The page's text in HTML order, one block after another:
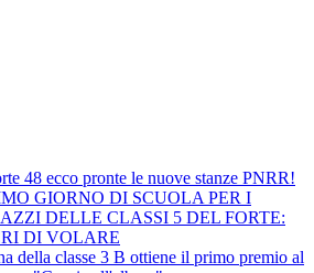
48 ecco pronte le nuove stanze PNRR!
GIORNO DI SCUOLA PER I
DELLE CLASSI 5 DEL FORTE:
DI VOLARE
della classe 3 B ottiene il primo premio al